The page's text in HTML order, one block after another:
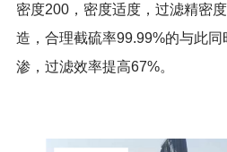
密度200，密度适度，过滤精密
造，合理截硫率99.99%的与此
渗，过滤效率提高67%。